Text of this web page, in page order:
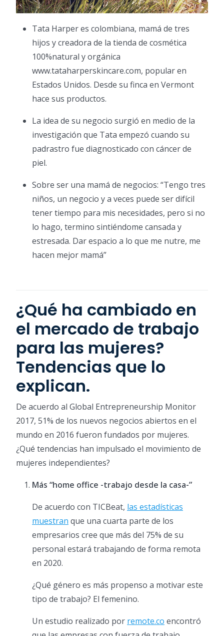
Tata Harper es colombiana, mamá de tres
hijos y creadora de la tienda de cosmética
100%natural y orgánica
www.tataharperskincare.com, popular en
Estados Unidos. Desde su finca en Vermont
hace sus productos.
La idea de su negocio surgió en medio de la
investigación que Tata empezó cuando su
padrastro fue diagnosticado con cáncer de
piel.
Sobre ser una mamá de negocios: “Tengo tres
niños, un negocio y a veces puede ser difícil
tener tiempo para mis necesidades, pero si no
lo hago, termino sintiéndome cansada y
estresada. Dar espacio a lo que me nutre, me
hacen mejor mamá”
¿Qué ha cambiado en
el mercado de trabajo
para las mujeres?
Tendencias que lo
explican.
De acuerdo al Global Entrepreneurship Monitor
2017, 51% de los nuevos negocios abiertos en el
mundo en 2016 fueron fundados por mujeres.
¿Qué tendencias han impulsado el movimiento de
mujeres independientes?
Más “home office -trabajo desde la casa-”
De acuerdo con TICBeat, las estadísticas
muestran que una cuarta parte de los
empresarios cree que más del 75% de su
personal estará trabajando de forma remota
en 2020.
¿Qué género es más propenso a motivar este
tipo de trabajo? El femenino.
Un estudio realizado por remote.co encontró